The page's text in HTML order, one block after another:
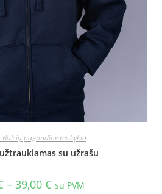
pagrindinė mokykla
su užrašu
– 39,00 € su PVM